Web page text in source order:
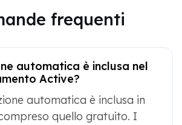
frequenti
automatica è inclusa nel
Active?
automatica è inclusa in
quello gratuito. I